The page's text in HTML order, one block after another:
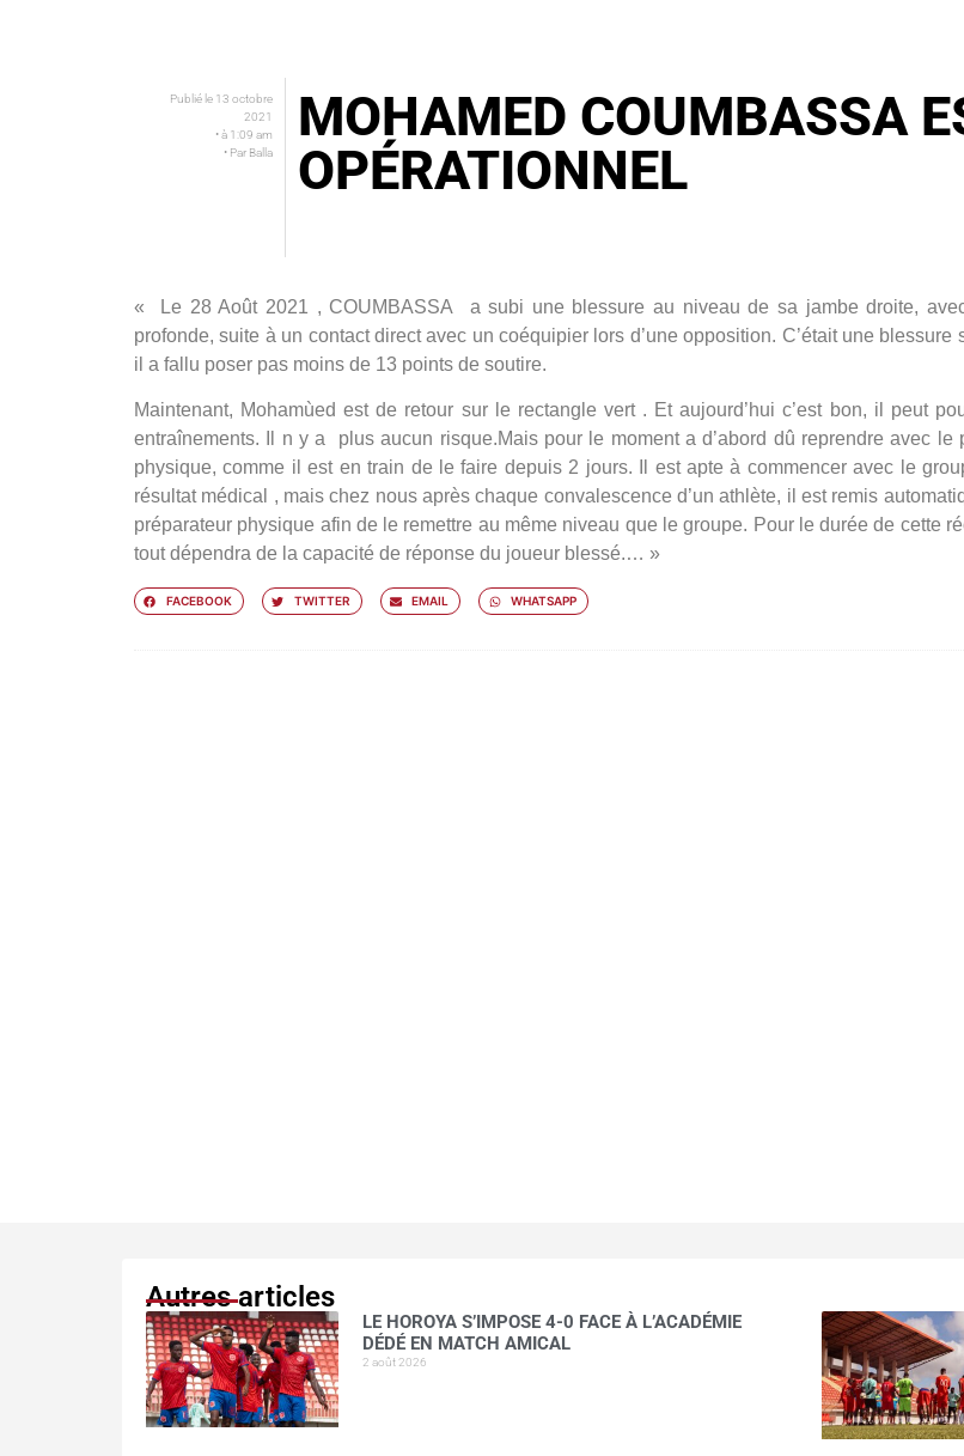
Publié le 13 octobre
2021
• à 1:09 am
• ParBalla
MOHAMED COUMBASSA
OPÉRATIONNEL
« Le 28 Août 2021 , COUMBASSA a subi une blessure au niveau de sa jambe droite,
profonde, suite à un contact direct avec un coéquipier lors d’une opposition. C’était une blessure
il a fallu poser pas moins de 13 points de soutire.
Maintenant, Mohamùed est de retour sur le rectangle vert . Et aujourd’hui c’est bon, il peut
entraînements. Il n y a plus aucun risque.Mais pour le moment a d’abord dû reprendre avec le
physique, comme il est en train de le faire depuis 2 jours. Il est apte à commencer avec le
résultat médical , mais chez nous après chaque convalescence d’un athlète, il est remis
préparateur physique afin de le remettre au même niveau que le groupe. Pour le durée de cette
tout dépendra de la capacité de réponse du joueur blessé.… »
FACEBOOK TWITTER EMAIL WHATSAPP
Autres articles
LE HOROYA S’IMPOSE 4-0 FACE À L’ACADÉMIE
DÉDÉ EN MATCH AMICAL
2 août 2026